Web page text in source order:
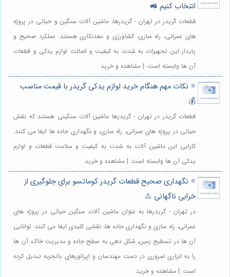
انتخاب کنیم 🚜
قطعات گریدر در تهران - گریدرها، ماشین آلات سنگین و حیاتی در پروژه
های عمرانی، راه سازی، کشاورزی و معدنکاری هستند. عملکرد صحیح و
پایدار این تجهیزات به شدت به کیفیت و اصالت لوازم یدکی و قطعات
آن ها وابسته است. | مشاهده و خرید
⭐️ نکات مهم هنگام خرید لوازم یدکی گریدر با قیمت مناسب
💰
قطعات گریدر در تهران - گریدرها ماشین آلات سنگینی هستند که نقش
حیاتی در پروژه های عمرانی، راه سازی، و نگهداری جاده ها ایفا می کنند.
کارایی این ماشین آلات به شدت به کیفیت و سلامت قطعات و لوازم
یدکی آن ها وابسته است. | مشاهده و خرید
⭐️ نگهداری صحیح قطعات گریدر کوماتسو برای جلوگیری از
خرابی ناگهانی ⚠️
در تهران - گریدرها به عنوان ماشین آلات سنگین حیاتی در پروژه های
عمرانی، راه سازی و نگهداری جاده ها، نقشی کلیدی ایفا می کنند. توانایی
آن ها در تسطیح زمین، شکل دهی به سطح جاده و مدیریت خاک، آن ها
را به ابزاری ضروری در دست مهندسان و اپراتورهای باتجربه تبدیل کرده
است. | مشاهده و خرید